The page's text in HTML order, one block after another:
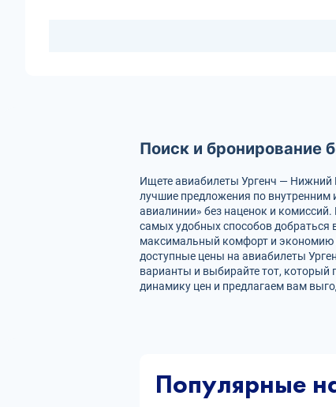
Поиск и бронирование
Ищете авиабилеты Ургенч — Нижний
лучшие предложения по
авиалинии» без наценок и
самых удобных способов добраться
максимальный комфорт и экономию
доступные цены на авиабилеты
варианты и выбирайте тот,
динамику цен и предлагаем вам
Популярные